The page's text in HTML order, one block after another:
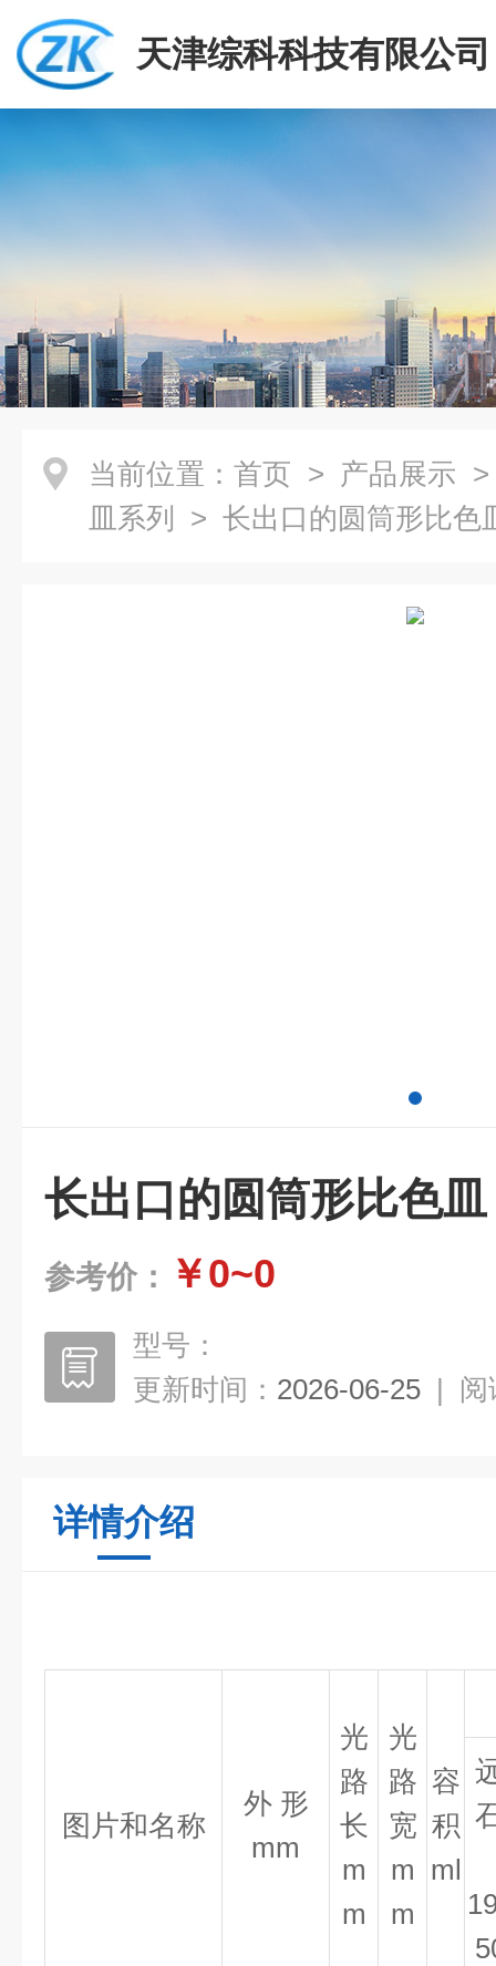
天津综科科技有限公司
当前位置： 首页 > 产品展示
皿系列
> 长出口的圆筒形比色
长出口的圆筒形比色皿
参考价： ￥0~0
型号：
更新时间： 2026-06-25 | 阅
详情介绍
图片和名称
外 形
mm
光
路
长
m
m
光
路
宽
m
m
容
积
ml